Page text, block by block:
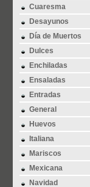
Cuaresma
Desayunos
Día de Muertos
Dulces
Enchiladas
Ensaladas
Entradas
General
Huevos
Italiana
Mariscos
Mexicana
Navidad